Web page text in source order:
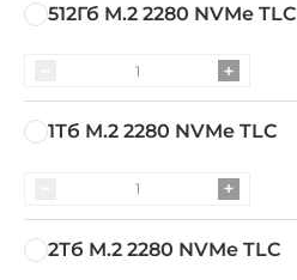
512Гб M.2 2280 NVMe TLC
1Тб M.2 2280 NVMe TLC
2Тб M.2 2280 NVMe TLC